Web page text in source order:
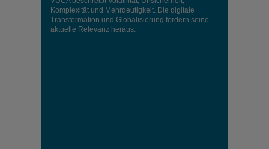
Komplexität und Mehrdeutigkeit. Die digitale
Transformation und Globalisierung fordern seine
aktuelle Relevanz heraus.